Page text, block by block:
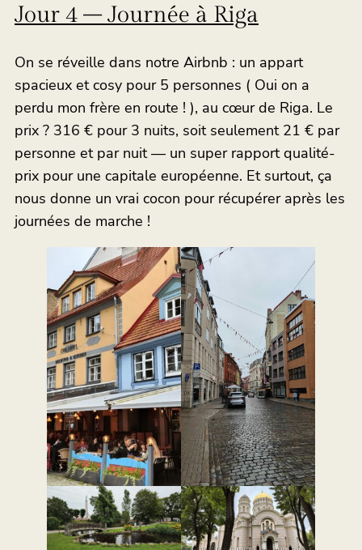
Jour 4 – Journée à Riga
On se réveille dans notre Airbnb : un appart
spacieux et cosy pour 5 personnes ( Oui on a
perdu mon frère en route ! ), au cœur de Riga. Le
prix ? 316 € pour 3 nuits, soit seulement 21 € par
personne et par nuit — un super rapport qualité-
prix pour une capitale européenne. Et surtout, ça
nous donne un vrai cocon pour récupérer après les
journées de marche !